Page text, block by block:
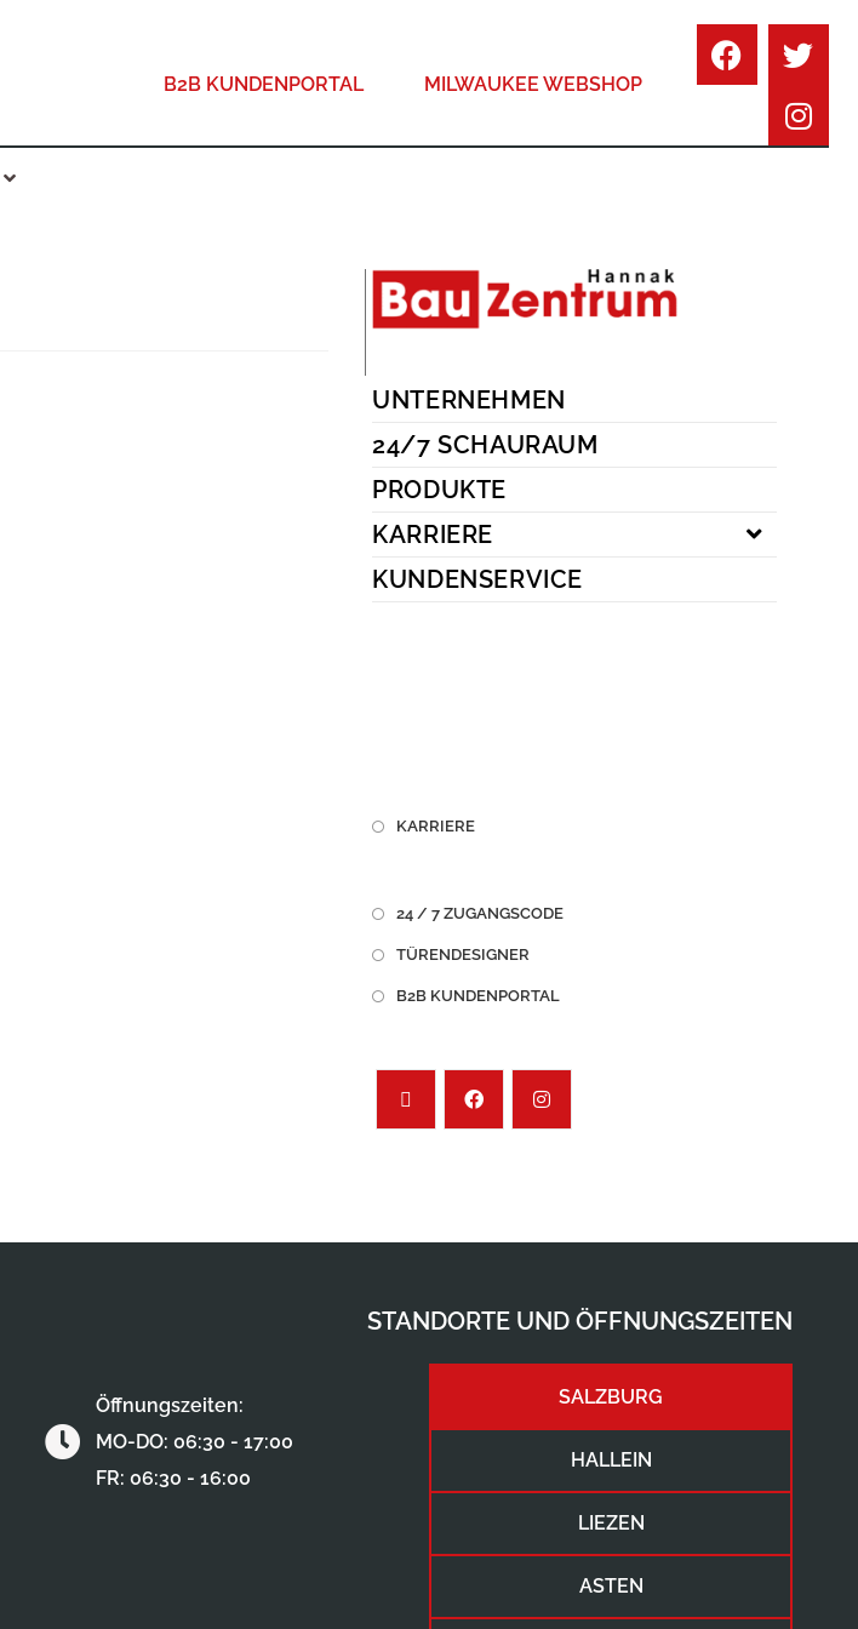
B2B KUNDENPORTAL MILWAUKEE WEBSHOP
UNTERNEHMEN
24/7 SCHAURAUM
PRODUKTE
KARRIERE
KUNDENSERVICE
KARRIERE
24 / 7 ZUGANGSCODE
TÜRENDESIGNER
B2B KUNDENPORTAL
STANDORTE UND ÖFFNUNGSZEITEN
SALZBURG
HALLEIN
LIEZEN
ASTEN
Öffnungszeiten:
MO-DO: 06:30 - 17:00
FR: 06:30 - 16:00